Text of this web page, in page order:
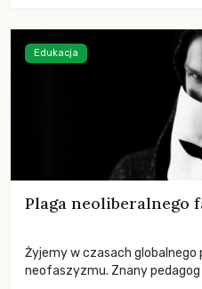
Plaga neoliberalnego
Żyjemy w czasach
neofaszyzmu. Znany
Edukacja